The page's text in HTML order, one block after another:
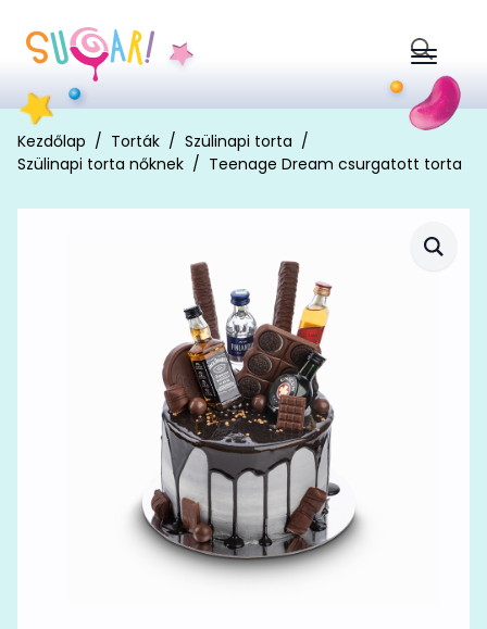
Search
for:
Kezdőlap Torták
Szülinapi torta
Szülinapi torta nőknek
Teenage Dream csurgatott torta